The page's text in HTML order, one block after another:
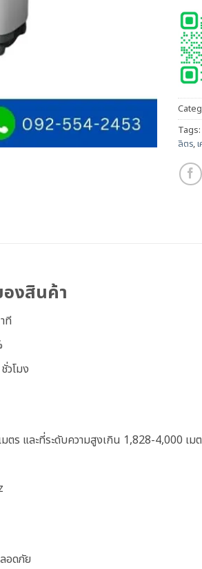
Tags:
ลิตร,
งสินค้า
ที
วโมง
ตร และที่ระดับความสูงเกิน 1,828-4,000 เม
อดภัย